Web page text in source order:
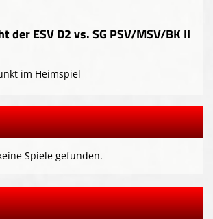
der ESV D2 vs. SG PSV/MSV/BK II
im Heimspiel
Spiele gefunden.